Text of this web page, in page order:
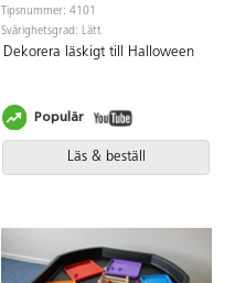
Tipsnummer: 4101
Svårighetsgrad: Lätt
Dekorera läskigt till Halloween
Läs & beställ
Populär